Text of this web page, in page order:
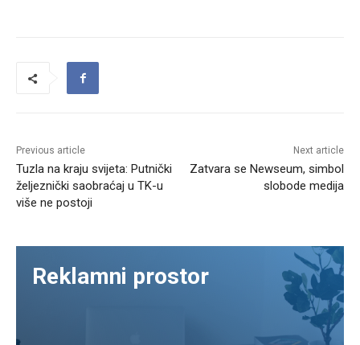
Previous article
Tuzla na kraju svijeta: Putnički
željeznički saobraćaj u TK-u
više ne postoji
Next article
Zatvara se Newseum, simbol
slobode medija
Reklamni prostor